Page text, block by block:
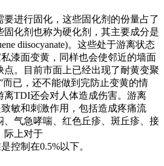
进行固化，这些固化剂的份量占了
化剂也称为硬化剂，其主要成分是
diisocyanate)。这些处于游离状态
漆面变黄，同样也会使邻近的墙面
。目前市面上已经出现了耐黄变聚
而已，还不能做到完防止变黄的情
离TDI还会对人体造成伤害。游离
敏和刺激作用，包括造成疼痛流
、气急哮喘、红色丘疹、斑丘疹、接
际上对于
制在0.5%以下。